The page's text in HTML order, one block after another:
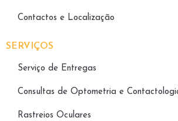
Contactos e Localização
SERVIÇOS
Serviço de Entregas
Consultas de Optometria e
Rastreios Oculares